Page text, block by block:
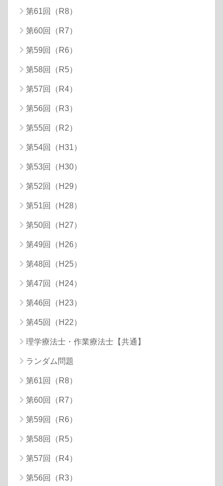
第61回（R8）
第60回（R7）
第59回（R6）
第58回（R5）
第57回（R4）
第56回（R3）
第55回（R2）
第54回（H31）
第53回（H30）
第52回（H29）
第51回（H28）
第50回（H27）
第49回（H26）
第48回（H25）
第47回（H24）
第46回（H23）
第45回（H22）
理学療法士・作業療法士【共通】
ランダム問題
第61回（R8）
第60回（R7）
第59回（R6）
第58回（R5）
第57回（R4）
第56回（R3）